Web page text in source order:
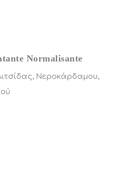
Normalisante
Νεροκάρδαμου,